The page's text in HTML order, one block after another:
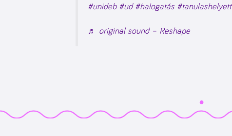
#unideb #ud #halogatás #tanulashelyett
♬ original sound – Reshape